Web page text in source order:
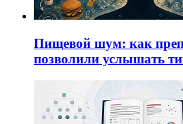
Пищевой шум: как
позволили услышать